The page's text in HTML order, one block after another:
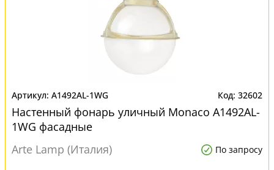
A1492AL-1WG 32602
Настенный фонарь уличный Monaco A1492AL-
1WG фасадные
Arte Lamp (Италия)
По запросу